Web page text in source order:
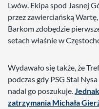
Lwów. Ekipa spod Jasnej
przez zawierciańską
Barkom zdobędzie
setach właśnie w
Wydawało się także, że
podczas gdy PSG Stal
nadal go poszukuje.
zatrzymania Michała